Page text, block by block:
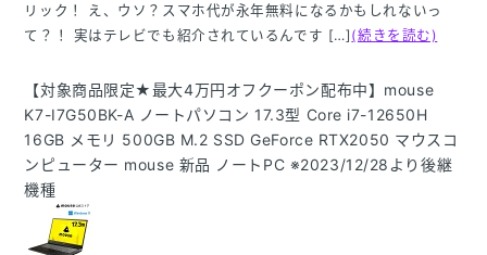
リック！ え、ウソ？スマホ代が永年無料になるかもしれないっ
て？！ 実はテレビでも紹介されているんです […] (続きを読む)
【対象商品限定★最大4万円オフクーポン配布中】mouse
K7-I7G50BK-A ノートパソコン 17.3型 Core i7-12650H
16GB メモリ 500GB M.2 SSD GeForce RTX2050 マウスコ
ンピューター mouse 新品 ノートPC ※2023/12/28より後継
機種